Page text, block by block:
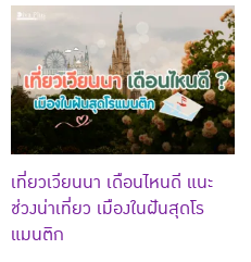
เที่ยวเวียนนา เดือนไหนดี แนะ
ช่วงน่าเที่ยว เมืองในฝันสุดโร
แมนติก